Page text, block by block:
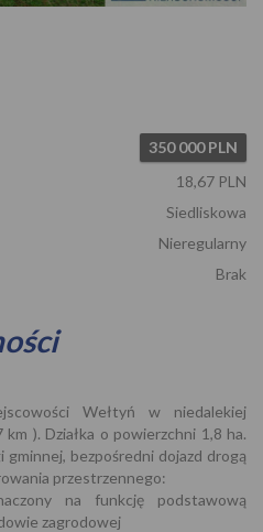
350 000 PLN
18,67 PLN
Siedliskowa
Nieregularny
Brak
Wełtyń w niedalekiej
). Działka o powierzchni 1,8 ha.
gminnej, bezpośredni dojazd drogą
przestrzennego:
na funkcję podstawową
zagrodowej